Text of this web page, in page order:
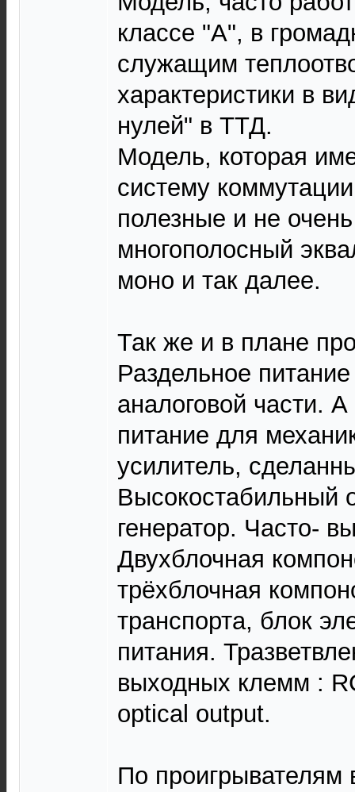
классе "А", в
служащим
характеристики в
нулей" в ТТД.
Модель, которая
систему
полезные и не
многополосный
моно и так далее.
Так же и в плане
Раздельное
аналоговой части.
питание для
усилитель,
Высокостабильный
генератор. Часто-
Двухблочная
трёхблочная
транспорта, блок
питания.
выходных клемм :
optical output.
По проигрывателям